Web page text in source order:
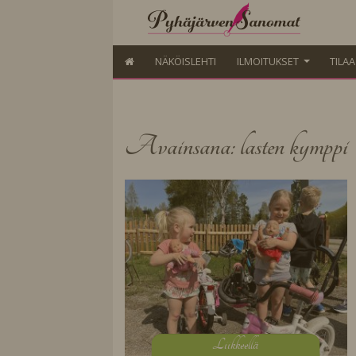
NÄKÖISLEHTI ILMOITUKSET
Avainsana: lasten kymppi
Liikkeellä